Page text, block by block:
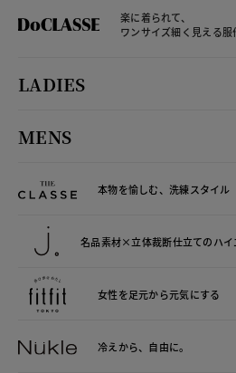
楽に着られて、
ワンサイズ細く見える服
LADIES
MENS
本物を愉しむ、洗練スタイル
名品素材×立体裁断仕立てのハ
女性を足元から元気にする
冷えから、 自由に。